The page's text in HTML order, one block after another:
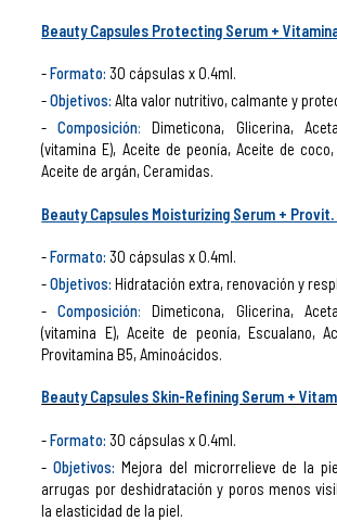
Beauty Capsules Protecting Serum +
Formato: 30 cápsulas x 0.4ml.
Objetivos: Alta valor nutritivo, calmante y
Composición: Dimeticona, Glicerina,
(vitamina E), Aceite de peonía, Aceite de
Aceite de argán, Ceramidas.
Beauty Capsules Moisturizing Serum + Provit.
Formato: 30 cápsulas x 0.4ml.
Objetivos: Hidratación extra, renovación y
Composición: Dimeticona, Glicerina,
(vitamina E), Aceite de peonía, Escualano,
Provitamina B5, Aminoácidos.
Beauty Capsules Skin-Refining Serum +
Formato: 30 cápsulas x 0.4ml.
Objetivos: Mejora del microrrelieve de la
arrugas por deshidratación y poros menos
la elasticidad de la piel.